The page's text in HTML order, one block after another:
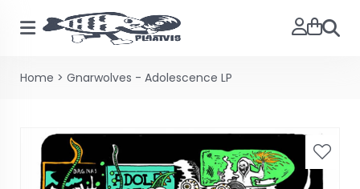
Home > Gnarwolves - Adolescence LP